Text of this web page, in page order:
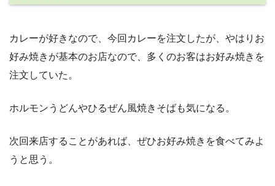
カレーが好きなので、今回カレーを注文したが、やはりお
好み焼きが基本のお店なので、多くのお客はお好み焼きを
注文していた。
ホルモンうどんやひるぜん風焼きそばも気になる。
次回来店することがあれば、ぜひお好み焼きを食べてみよ
うと思う。